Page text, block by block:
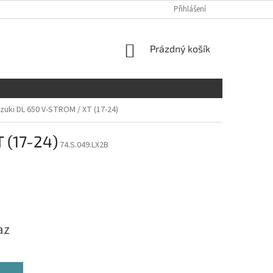
Přihlášení
NÁKUPNÍ
Prázdný košík
DL 650 V-STROM / XT (17-24)
(17-24) 74.S.049.LX2B